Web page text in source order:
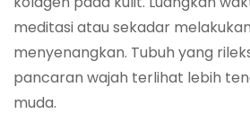
meditasi atau sekadar
menyenangkan. Tubuh yang
pancaran wajah terlihat lebih
muda.